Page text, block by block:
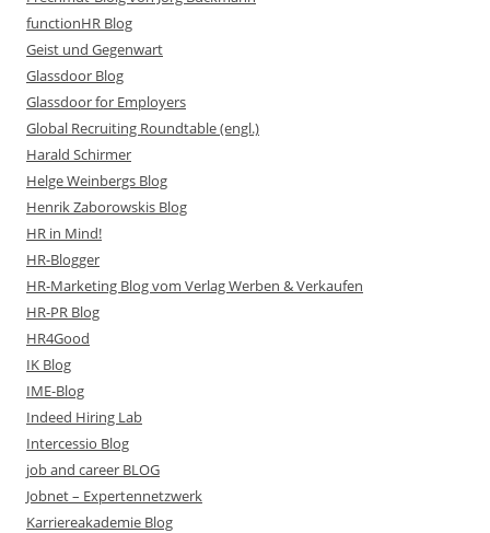
functionHR Blog
Geist und Gegenwart
Glassdoor Blog
Glassdoor for Employers
Global Recruiting Roundtable (engl.)
Harald Schirmer
Helge Weinbergs Blog
Henrik Zaborowskis Blog
HR in Mind!
HR-Blogger
HR-Marketing Blog vom Verlag Werben & Verkaufen
HR-PR Blog
HR4Good
IK Blog
IME-Blog
Indeed Hiring Lab
Intercessio Blog
job and career BLOG
Jobnet – Expertennetzwerk
Karriereakademie Blog